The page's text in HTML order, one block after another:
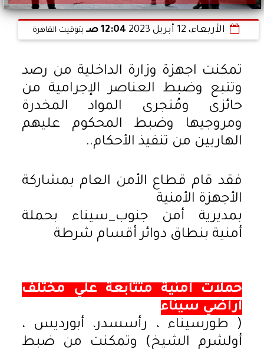
الأربعاء، 12 أبريل 2023 12:04 صـ بتوقيت القاهرة
تمكنت اجهزة وزارة الداخلية من رصد
وتتبع وضبط العناصر الإجرامية من
حائزى ومُتجرى المواد المخدرة
ومروجيها وضبط المحكوم عليهم
الهاربين من تنفيذ الأحكام..
فقد قام قطاع الأمن العام بمشاركة
الأجهزة الأمنية
بمديرية أمن جنوب_سيناء بحملة
أمنية بنطاق دوائر أقسام شرطة
حملات امنية متتابعة علي مختلف
اراضي سيناء
( طورسيناء ، رأسسدر، أبورديس ،
أولشرم الشيخ) وتمكنت من ضبط